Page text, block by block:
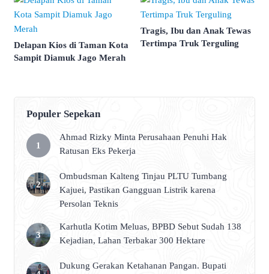
Delapan Kios di Taman Kota
Sampit Diamuk Jago Merah
Tragis, Ibu dan Anak Tewas
Tertimpa Truk Terguling
Populer Sepekan
Ahmad Rizky Minta Perusahaan Penuhi Hak
Ratusan Eks Pekerja
Ombudsman Kalteng Tinjau PLTU Tumbang
Kajuei, Pastikan Gangguan Listrik karena
Persolan Teknis
Karhutla Kotim Meluas, BPBD Sebut Sudah 138
Kejadian, Lahan Terbakar 300 Hektare
Dukung Gerakan Ketahanan Pangan. Bupati